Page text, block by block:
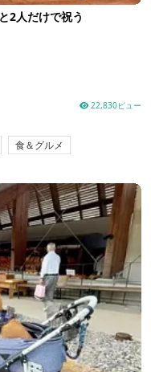
2人だけで祝う
22,830ビュー
食＆グルメ